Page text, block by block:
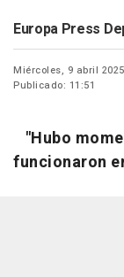
Europa Press
Miércoles, 9 abril 2025
Publicado: 11:51
"Hubo
funcionaron